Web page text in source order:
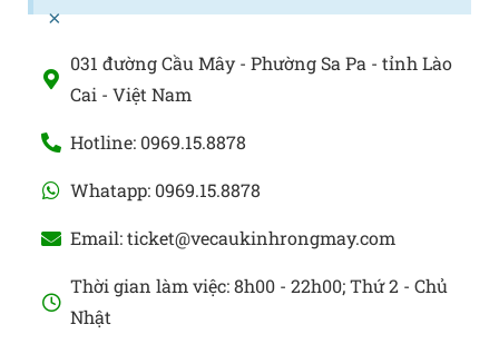
×
031 đường Cầu Mây - Phường Sa Pa - tỉnh Lào
Cai - Việt Nam
Hotline: 0969.15.8878
Whatapp: 0969.15.8878
Email: ticket@vecaukinhrongmay.com
Thời gian làm việc: 8h00 - 22h00; Thứ 2 - Chủ
Nhật